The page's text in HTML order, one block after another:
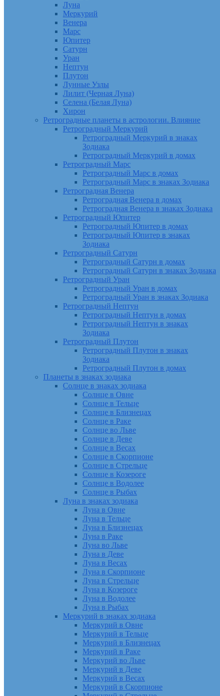
Луна
Меркурий
Венера
Марс
Юпитер
Сатурн
Уран
Нептун
Плутон
Лунные Узлы
Лилит (Черная Луна)
Селена (Белая Луна)
Хирон
Ретроградные планеты в астрологии. Влияние
Ретроградный Меркурий
Ретроградный Меркурий в знаках
Зодиака
Ретроградный Меркурий в домах
Ретроградный Марс
Ретроградный Марс в домах
Ретроградный Марс в знаках Зодиака
Ретроградная Венера
Ретроградная Венера в домах
Ретроградная Венера в знаках Зодиака
Ретроградный Юпитер
Ретроградный Юпитер в домах
Ретроградный Юпитер в знаках
Зодиака
Ретроградный Сатурн
Ретроградный Сатурн в домах
Ретроградный Сатурн в знаках Зодиака
Ретроградный Уран
Ретроградный Уран в домах
Ретроградный Уран в знаках Зодиака
Ретроградный Нептун
Ретроградный Нептун в домах
Ретроградный Нептун в знаках
Зодиака
Ретроградный Плутон
Ретроградный Плутон в знаках
Зодиака
Ретроградный Плутон в домах
Планеты в знаках зодиака
Солнце в знаках зодиака
Солнце в Овне
Солнце в Тельце
Солнце в Близнецах
Солнце в Раке
Солнце во Льве
Солнце в Деве
Солнце в Весах
Солнце в Скорпионе
Солнце в Стрельце
Солнце в Козероге
Солнце в Водолее
Солнце в Рыбах
Луна в знаках зодиака
Луна в Овне
Луна в Тельце
Луна в Близнецах
Луна в Раке
Луна во Льве
Луна в Деве
Луна в Весах
Луна в Скорпионе
Луна в Стрельце
Луна в Козероге
Луна в Водолее
Луна в Рыбах
Меркурий в знаках зодиака
Меркурий в Овне
Меркурий в Тельце
Меркурий в Близнецах
Меркурий в Раке
Меркурий во Льве
Меркурий в Деве
Меркурий в Весах
Меркурий в Скорпионе